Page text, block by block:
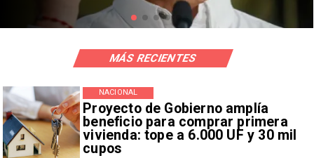
Proyecto de Gobierno amplía
beneficio para comprar primera
vivienda: tope a 6.000 UF y 30 mil
cupos
NACIONAL
MÁS RECIENTES